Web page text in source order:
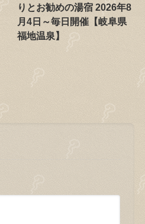
りとお勧めの湯宿 2026年8
月4日～毎日開催【岐阜県
福地温泉】